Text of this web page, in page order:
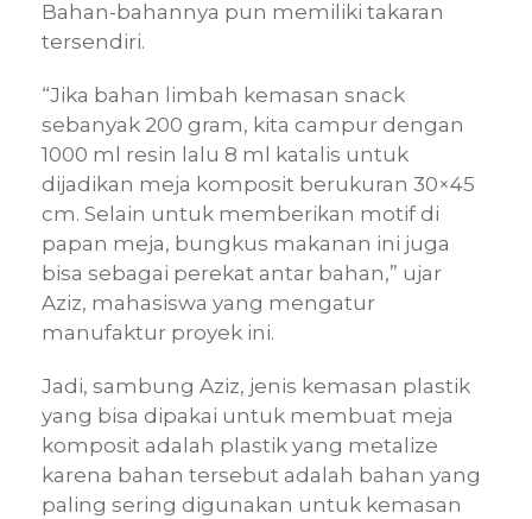
Bahan-bahannya pun memiliki takaran
tersendiri.
“Jika bahan limbah kemasan snack
sebanyak 200 gram, kita campur dengan
1000 ml resin lalu 8 ml katalis untuk
dijadikan meja komposit berukuran 30×45
cm. Selain untuk memberikan motif di
papan meja, bungkus makanan ini juga
bisa sebagai perekat antar bahan,” ujar
Aziz, mahasiswa yang mengatur
manufaktur proyek ini.
Jadi, sambung Aziz, jenis kemasan plastik
yang bisa dipakai untuk membuat meja
komposit adalah plastik yang metalize
karena bahan tersebut adalah bahan yang
paling sering digunakan untuk kemasan